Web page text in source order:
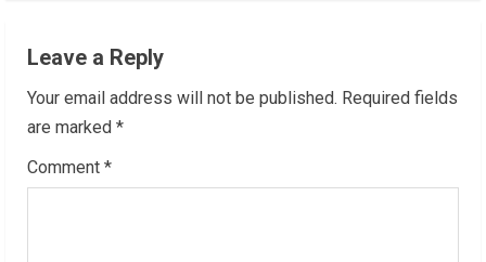
u
e
R
Leave a Reply
Your email address will not be published. Required fields
are marked *
Comment *